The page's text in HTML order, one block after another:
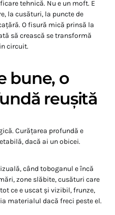
tehnică. Nu e un moft. E
la cusături, la puncte de
O fisură mică prinsă la
să crească se transformă
circuit.
bune, o
reușită
Curățarea profundă e
dacă ai un obicei.
când toboganul e încă
zone slăbite, cusături care
ce e uscat și vizibil, frunze,
materialul dacă freci peste el.